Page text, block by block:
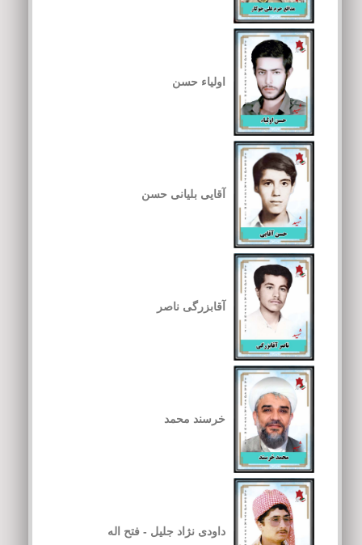
اولیاء حسن
آقایی بلیانی حسن
آقابزرگی ناصر
خرسند محمد
داودی نژاد جلیل - فتح اله